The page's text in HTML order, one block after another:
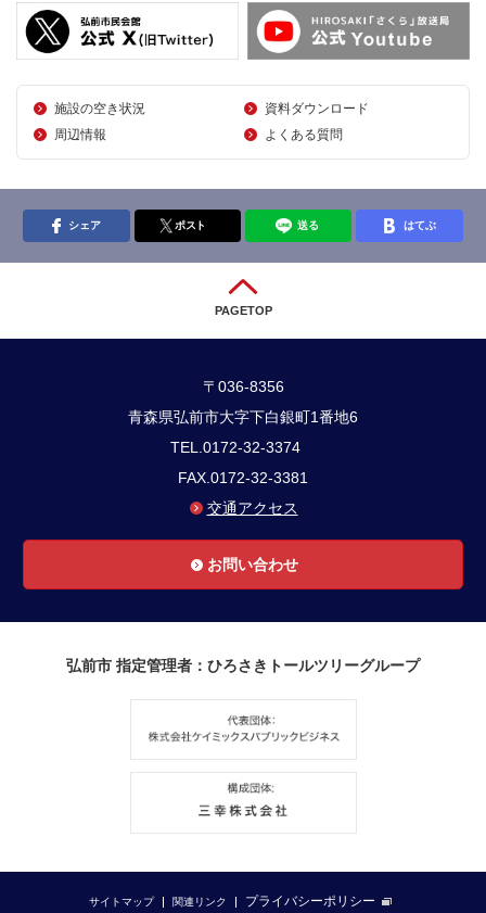
施設の空き状況
資料ダウンロード
周辺情報
よくある質問
シェア ポスト 送る はてぶ
PAGETOP
〒036-8356
青森県弘前市大字下白銀町1番地6
TEL.0172-32-3374
FAX.0172-32-3381
交通アクセス
お問い合わせ
弘前市 指定管理者：ひろさきトールツリーグループ
サイトマップ 関連リンク プライバシーポリシー